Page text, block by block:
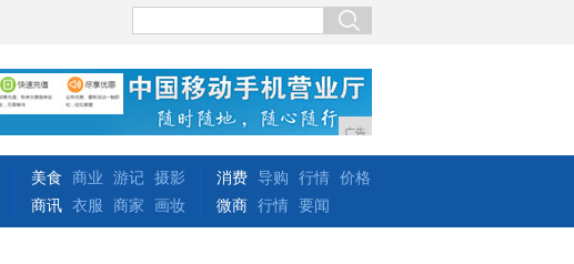
广告
美食 商业 游记 摄影
商讯 衣服 商家 画妆
消费 导购 行情 价格
微商 行情 要闻